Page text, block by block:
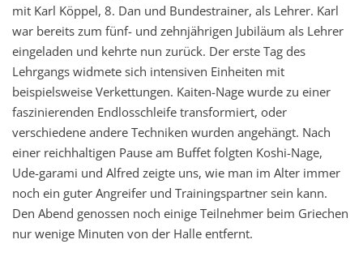
mit Karl Köppel, 8. Dan und Bundestrainer, als Lehrer. Karl
war bereits zum fünf- und zehnjährigen Jubiläum als Lehrer
eingeladen und kehrte nun zurück. Der erste Tag des
Lehrgangs widmete sich intensiven Einheiten mit
beispielsweise Verkettungen. Kaiten-Nage wurde zu einer
faszinierenden Endlosschleife transformiert, oder
verschiedene andere Techniken wurden angehängt. Nach
einer reichhaltigen Pause am Buffet folgten Koshi-Nage,
Ude-garami und Alfred zeigte uns, wie man im Alter immer
noch ein guter Angreifer und Trainingspartner sein kann.
Den Abend genossen noch einige Teilnehmer beim Griechen
nur wenige Minuten von der Halle entfernt.